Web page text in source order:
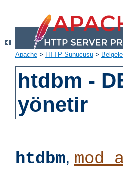
Apache > HTTP Sunucusu >
htdbm -
yönetir
htdbm,